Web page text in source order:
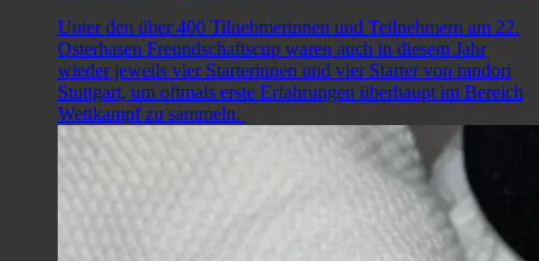
Unter den über 400 Tilnehmerinnen und Teilnehmern am 22.
Osterhasen Freundschaftscup waren auch in diesem Jahr
wieder jeweils vier Starterinnen und vier Starter von randori
Stuttgart, um oftmals erste Erfahrungen überhaupt im Bereich
Wettkampf zu sammeln.